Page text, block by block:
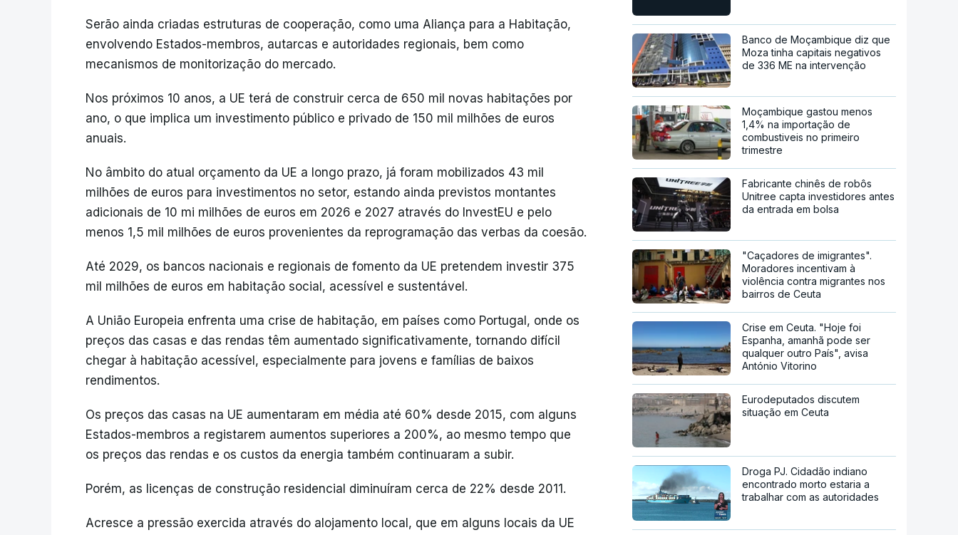
Serão ainda criadas estruturas de cooperação, como uma Aliança para a Habitação,
envolvendo Estados-membros, autarcas e autoridades regionais, bem como
mecanismos de monitorização do mercado.
Nos próximos 10 anos, a UE terá de construir cerca de 650 mil novas habitações por
ano, o que implica um investimento público e privado de 150 mil milhões de euros
anuais.
No âmbito do atual orçamento da UE a longo prazo, já foram mobilizados 43 mil
milhões de euros para investimentos no setor, estando ainda previstos montantes
adicionais de 10 mi milhões de euros em 2026 e 2027 através do InvestEU e pelo
menos 1,5 mil milhões de euros provenientes da reprogramação das verbas da coesão.
Até 2029, os bancos nacionais e regionais de fomento da UE pretendem investir 375
mil milhões de euros em habitação social, acessível e sustentável.
A União Europeia enfrenta uma crise de habitação, em países como Portugal, onde os
preços das casas e das rendas têm aumentado significativamente, tornando difícil
chegar à habitação acessível, especialmente para jovens e famílias de baixos
rendimentos.
Os preços das casas na UE aumentaram em média até 60% desde 2015, com alguns
Estados-membros a registarem aumentos superiores a 200%, ao mesmo tempo que
os preços das rendas e os custos da energia também continuaram a subir.
Porém, as licenças de construção residencial diminuíram cerca de 22% desde 2011.
Acresce a pressão exercida através do alojamento local, que em alguns locais da UE
Banco de Moçambique diz que
Moza tinha capitais negativos
de 336 ME na intervenção
Moçambique gastou menos
1,4% na importação de
combustiveis no primeiro
trimestre
Fabricante chinês de robôs
Unitree capta investidores antes
da entrada em bolsa
"Caçadores de imigrantes".
Moradores incentivam à
violência contra migrantes nos
bairros de Ceuta
Crise em Ceuta. "Hoje foi
Espanha, amanhã pode ser
qualquer outro País", avisa
António Vitorino
Eurodeputados discutem
situação em Ceuta
Droga PJ. Cidadão indiano
encontrado morto estaria a
trabalhar com as autoridades